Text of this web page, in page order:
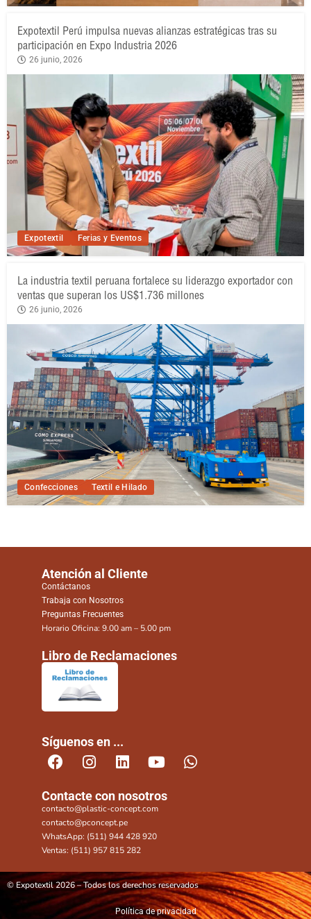
Expotextil Ferias y Eventos
Expotextil Perú impulsa nuevas alianzas estratégicas tras su
participación en Expo Industria 2026
26 junio, 2026
Confecciones Textil e Hilado
La industria textil peruana fortalece su liderazgo exportador con
ventas que superan los US$1.736 millones
26 junio, 2026
Atención al Cliente
Contáctanos
Trabaja con Nosotros
Preguntas Frecuentes
Horario Oficina: 9.00 am – 5.00 pm
Libro de Reclamaciones
Síguenos en ...
Contacte con nosotros
contacto@plastic-concept.com
contacto@pconcept.pe
WhatsApp: (511) 944 428 920
Ventas: (511) 957 815 282
© Expotextil 2026 – Todos los derechos reservados
Política de privacidad